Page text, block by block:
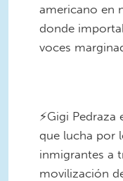
americano en
donde
voces
⚡️Gigi
que lucha por
inmigrantes a
movilización